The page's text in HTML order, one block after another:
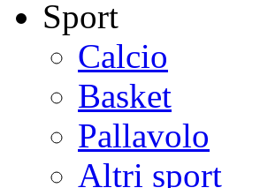
Sport
Calcio
Basket
Pallavolo
Altri sport